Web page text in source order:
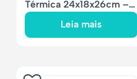
Térmica 24x18x26cm –
11 litros
Leia mais